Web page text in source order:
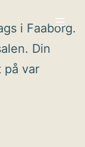
i Faaborg.
Din
på var